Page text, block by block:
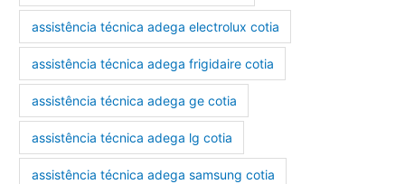
assistência técnica adega electrolux cotia
assistência técnica adega frigidaire cotia
assistência técnica adega ge cotia
assistência técnica adega lg cotia
assistência técnica adega samsung cotia